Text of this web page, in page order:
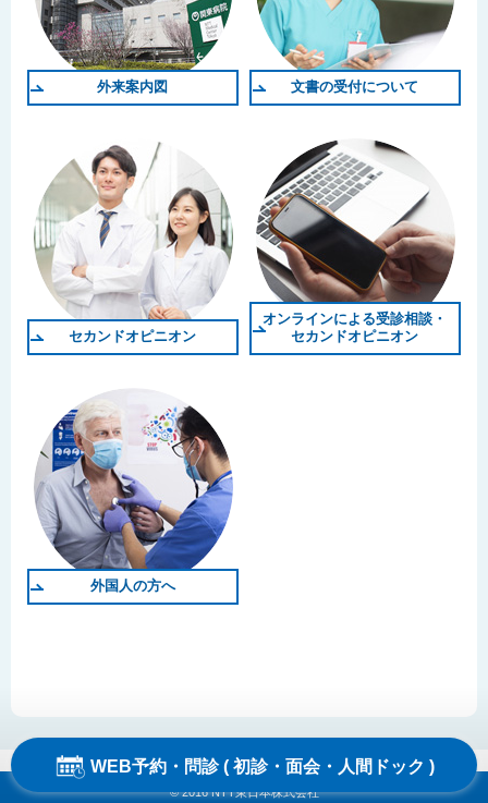
WEB予約・問診 ( 初診・面会・人間ドック )
外来案内図 文書の受付について
セカンドオピニオン
オンラインによる受診相談・
セカンドオピニオン
外国人の方へ
このサイトはreCAPTCHAによって保護されています。
© 2016 NTT東日本株式会社